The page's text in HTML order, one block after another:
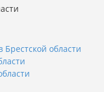
области